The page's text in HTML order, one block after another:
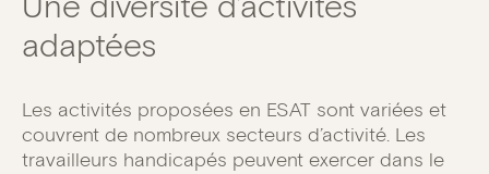
adaptées
Les activités proposées en ESAT sont variées et
couvrent de nombreux secteurs d’activité. Les
travailleurs handicapés peuvent exercer dans le